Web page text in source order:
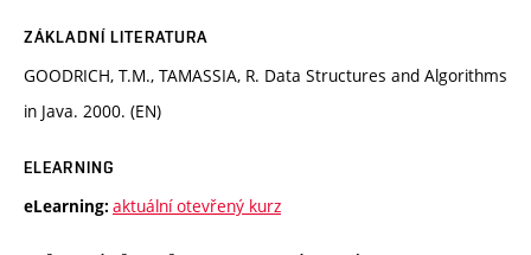
ZÁKLADNÍ LITERATURA
GOODRICH, T.M., TAMASSIA, R. Data Structures and Algorithms
in Java. 2000. (EN)
ELEARNING
eLearning: aktuální otevřený kurz